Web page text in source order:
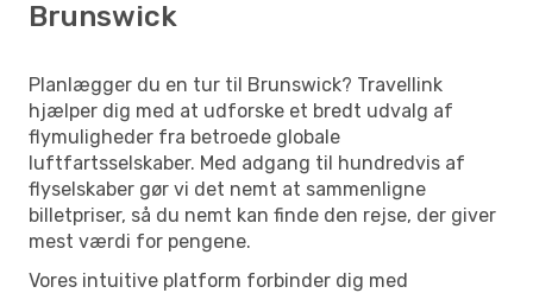
Brunswick
Planlægger du en tur til Brunswick? Travellink
hjælper dig med at udforske et bredt udvalg af
flymuligheder fra betroede globale
luftfartsselskaber. Med adgang til hundredvis af
flyselskaber gør vi det nemt at sammenligne
billetpriser, så du nemt kan finde den rejse, der giver
mest værdi for pengene.
Vores intuitive platform forbinder dig med